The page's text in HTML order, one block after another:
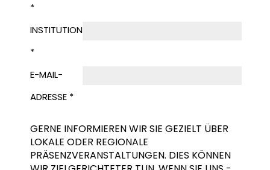
*
INSTITUTION
*
E-MAIL-
ADRESSE *
GERNE INFORMIEREN WIR SIE GEZIELT ÜBER
LOKALE ODER REGIONALE
PRÄSENZVERANSTALTUNGEN. DIES KÖNNEN